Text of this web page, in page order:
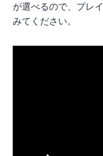
が選べるので、プレ
みてください。